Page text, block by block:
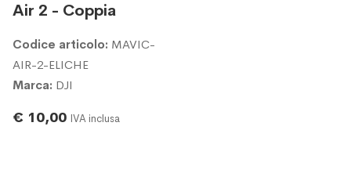
Air 2 - Coppia
Codice articolo: MAVIC-
AIR-2-ELICHE
Marca: DJI
€ 10,00 IVA inclusa